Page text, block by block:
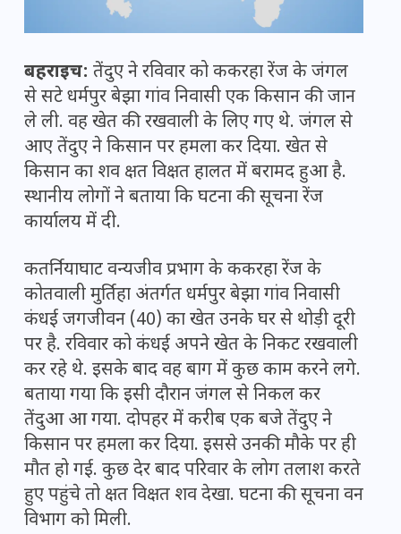
बहराइच: तेंदुए ने रविवार को ककरहा रेंज के जंगल
से सटे धर्मपुर बेझा गांव निवासी एक किसान की जान
ले ली. वह खेत की रखवाली के लिए गए थे. जंगल से
आए तेंदुए ने किसान पर हमला कर दिया. खेत से
किसान का शव क्षत विक्षत हालत में बरामद हुआ है.
स्थानीय लोगों ने बताया कि घटना की सूचना रेंज
कार्यालय में दी.
कतर्नियाघाट वन्यजीव प्रभाग के ककरहा रेंज के
कोतवाली मुर्तिहा अंतर्गत धर्मपुर बेझा गांव निवासी
कंधई जगजीवन (40) का खेत उनके घर से थोड़ी दूरी
पर है. रविवार को कंधई अपने खेत के निकट रखवाली
कर रहे थे. इसके बाद वह बाग में कुछ काम करने लगे.
बताया गया कि इसी दौरान जंगल से निकल कर
तेंदुआ आ गया. दोपहर में करीब एक बजे तेंदुए ने
किसान पर हमला कर दिया. इससे उनकी मौके पर ही
मौत हो गई. कुछ देर बाद परिवार के लोग तलाश करते
हुए पहुंचे तो क्षत विक्षत शव देखा. घटना की सूचना वन
विभाग को मिली.